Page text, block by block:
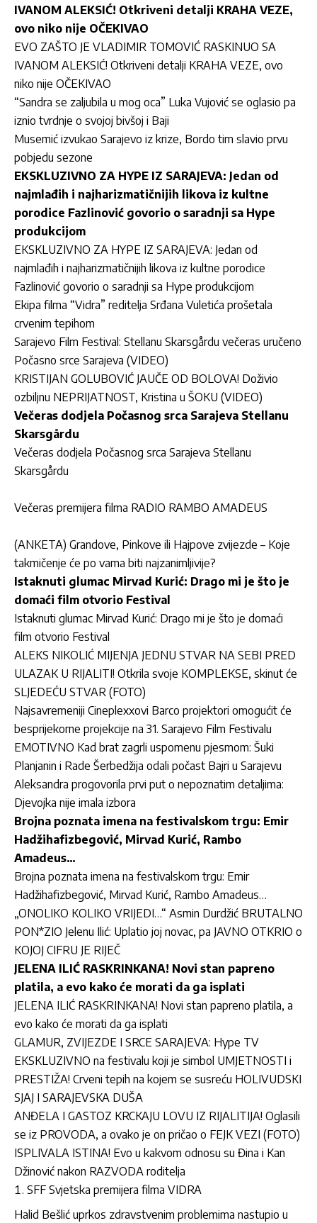
IVANOM ALEKSIĆ! Otkriveni detalji KRAHA VEZE,
ovo niko nije OČEKIVAO
EVO ZAŠTO JE VLADIMIR TOMOVIĆ RASKINUO SA
IVANOM ALEKSIĆ! Otkriveni detalji KRAHA VEZE, ovo
niko nije OČEKIVAO
“Sandra se zaljubila u mog oca” Luka Vujović se oglasio pa
iznio tvrdnje o svojoj bivšoj i Baji
Musemić izvukao Sarajevo iz krize, Bordo tim slavio prvu
pobjedu sezone
EKSKLUZIVNO ZA HYPE IZ SARAJEVA: Jedan od
najmlađih i najharizmatičnijih likova iz kultne
porodice Fazlinović govorio o saradnji sa Hype
produkcijom
EKSKLUZIVNO ZA HYPE IZ SARAJEVA: Jedan od
najmlađih i najharizmatičnijih likova iz kultne porodice
Fazlinović govorio o saradnji sa Hype produkcijom
Ekipa filma “Vidra” reditelja Srđana Vuletića prošetala
crvenim tepihom
Sarajevo Film Festival: Stellanu Skarsgårdu večeras uručeno
Počasno srce Sarajeva (VIDEO)
KRISTIJAN GOLUBOVIĆ JAUČE OD BOLOVA! Doživio
ozbiljnu NEPRIJATNOST, Kristina u ŠOKU (VIDEO)
Večeras dodjela Počasnog srca Sarajeva Stellanu
Skarsgårdu
Večeras dodjela Počasnog srca Sarajeva Stellanu
Skarsgårdu
Večeras premijera filma RADIO RAMBO AMADEUS
(ANKETA) Grandove, Pinkove ili Hajpove zvijezde – Koje
takmičenje će po vama biti najzanimljivije?
Istaknuti glumac Mirvad Kurić: Drago mi je što je
domaći film otvorio Festival
Istaknuti glumac Mirvad Kurić: Drago mi je što je domaći
film otvorio Festival
ALEKS NIKOLIĆ MIJENJA JEDNU STVAR NA SEBI PRED
ULAZAK U RIJALITI! Otkrila svoje KOMPLEKSE, skinut će
SLJEDEĆU STVAR (FOTO)
Najsavremeniji Cineplexxovi Barco projektori omogućit će
besprijekorne projekcije na 31. Sarajevo Film Festivalu
EMOTIVNO Kad brat zagrli uspomenu pjesmom: Šuki
Planjanin i Rade Šerbedžija odali počast Bajri u Sarajevu
Aleksandra progovorila prvi put o nepoznatim detaljima:
Djevojka nije imala izbora
Brojna poznata imena na festivalskom trgu: Emir
Hadžihafizbegović, Mirvad Kurić, Rambo
Amadeus…
Brojna poznata imena na festivalskom trgu: Emir
Hadžihafizbegović, Mirvad Kurić, Rambo Amadeus…
„ONOLIKO KOLIKO VRIJEDI…“ Asmin Durdžić BRUTALNO
PON*ZIO Jelenu Ilić: Uplatio joj novac, pa JAVNO OTKRIO o
KOJOJ CIFRU JE RIJEČ
JELENA ILIĆ RASKRINKANA! Novi stan papreno
platila, a evo kako će morati da ga isplati
JELENA ILIĆ RASKRINKANA! Novi stan papreno platila, a
evo kako će morati da ga isplati
GLAMUR, ZVIJEZDE I SRCE SARAJEVA: Hype TV
EKSKLUZIVNO na festivalu koji je simbol UMJETNOSTI i
PRESTIŽA! Crveni tepih na kojem se susreću HOLIVUDSKI
SJAJ I SARAJEVSKA DUŠA
ANĐELA I GASTOZ KRCKAJU LOVU IZ RIJALITIJA! Oglasili
se iz PROVODA, a ovako je on pričao o FEJK VEZI (FOTO)
ISPLIVALA ISTINA! Evo u kakvom odnosu su Đina i Kan
Džinović nakon RAZVODA roditelja
SFF Svjetska premijera filma VIDRA
Halid Bešlić uprkos zdravstvenim problemima nastupio u